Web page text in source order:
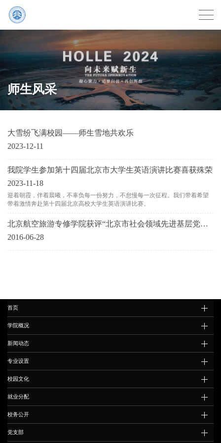
师生风采
大雪纷飞满校园——师生雪地共欢乐
2023-12-11
我院学生参加第十四届北京市大学生英语演讲比赛喜获殊荣
2023-11-18
迎着朝霞，伴着晨曦，不辜负每一份努力，不怠慢每一次征程。我们带着希望
带着激情奔赴第十四届北京高校大学生英语演讲比赛。
北京航空旅游专修学院获评“北京市社会领域先进基层党组
织”荣誉称号
2016-06-28
首页
学院概况
新闻动态
专业设置
校园文化
就业分配
校务公开
党支部